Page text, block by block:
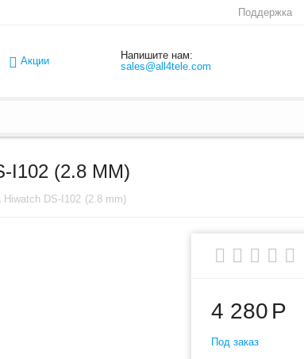
Поддержка
Акции
Напишите нам:
sales@all4tele.com
(2.8 MM)
Hiwatch DS-I102 (2.8 mm)
4 280 Р
Под заказ